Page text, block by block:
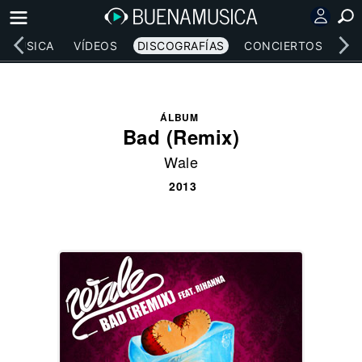
MÚSICA VÍDEOS DISCOGRAFÍAS CONCIERTOS
ÁLBUM
Bad (Remix)
Wale
2013